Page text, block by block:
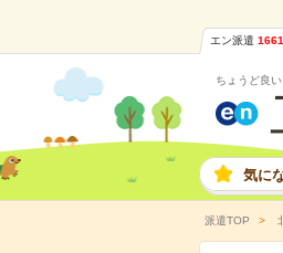
エン派遣 1661
ちょうど良
気に
派遣TOP